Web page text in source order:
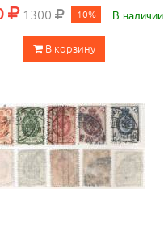
1300 10% В наличии
В корзину